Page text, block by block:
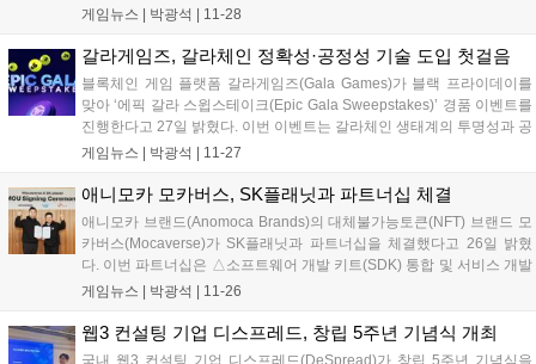
고성능 퍼블릭 블록체인을 목표로 개발되었으며, 실제 고유 기술인
즈를 최소화하...
게임뉴스 | 박광석 11-28
갈라게임즈, 갈라체인 정확성·공정성 기술 도입 첫걸음
블록체인 게임 플랫폼 갈라게임즈(Gala Games)가 블랙 프라이데이를
맞아 ‘에픽 갈라 스윕스테이크(Epic Gala Sweepstakes)’ 경품 이벤트를
진행한다고 27일 밝혔다. 이번 이벤트는 갈라체인 생태계의 투명성과 공
정성을 강조하며, 갈라 생태계 참여를 통해 유저들에게 경품 추첨 기회
게임뉴스 | 박광석 11-27
애니모카 모카버스, SK플래닛과 파트너십 체결
애니모카 브랜드(Anomoca Brands)의 대체불가능토큰(NFT) 브랜드 모
카버스(Mocaverse)가 SK플래닛과 파트너십을 체결했다고 26일 밝혔
다. 이번 파트너십은 △소프트웨어 개발 키트(SDK) 통합 및 서비스 개발
△네트워크 확장 △유틸리티 토큰 활용 등을 목표로 한다. SK플래닛은
게임뉴스 | 박광석 11-26
웹3 컨설팅 기업 디스프레드, 창립 5주년 기념식 개최
국내 웹3 컨설팅 기업 디스프레드(DeSpread)가 창립 5주년 기념식을